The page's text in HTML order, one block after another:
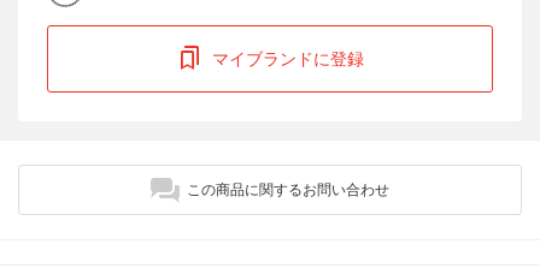
マイブランドに登録
この商品に関するお問い合わせ